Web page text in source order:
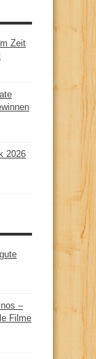
Zeit
2026
–
Filme